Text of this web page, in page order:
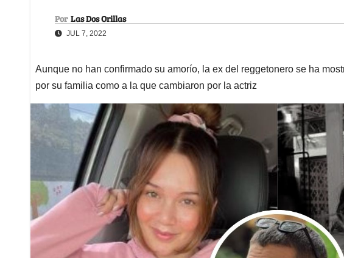
Por Las Dos Orillas
JUL 7, 2022
Aunque no han confirmado su amorío, la ex del reggetonero se ha
por su familia como a la que cambiaron por la actriz